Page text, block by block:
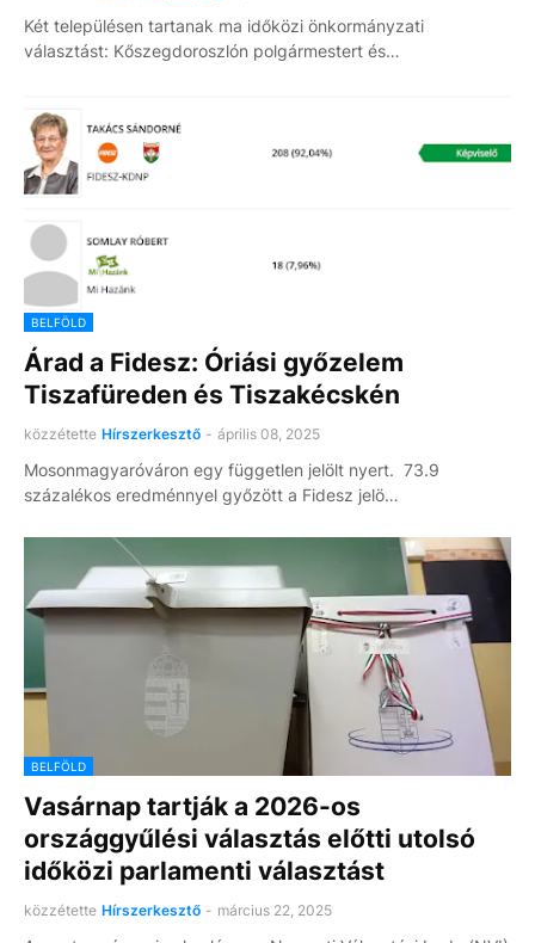
Két településen tartanak ma időközi önkormányzati
választást: Kőszegdoroszlón polgármestert és…
BELFÖLD
Árad a Fidesz: Óriási győzelem
Tiszafüreden és Tiszakécskén
közzétette Hírszerkesztő - április 08, 2025
Mosonmagyaróváron egy független jelölt nyert. 73.9
százalékos eredménnyel győzött a Fidesz jelö…
BELFÖLD
Vasárnap tartják a 2026-os
országgyűlési választás előtti utolsó
időközi parlamenti választást
közzétette Hírszerkesztő - március 22, 2025